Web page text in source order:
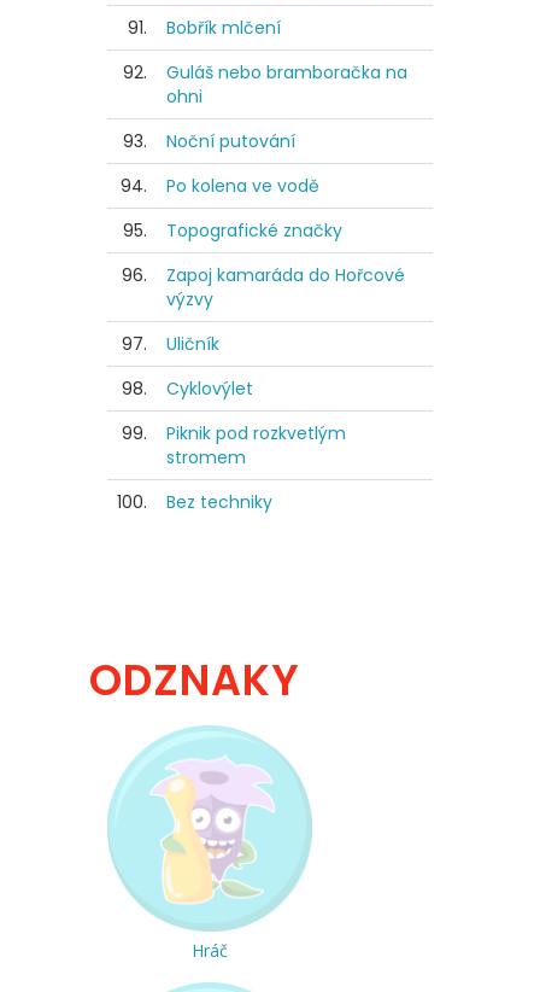
91.
Bobřík mlčení
92.
Guláš nebo bramboračka na
ohni
93.
Noční putování
94.
Po kolena ve vodě
95.
Topografické značky
96.
Zapoj kamaráda do Hořcové
výzvy
97.
Uličník
98.
Cyklovýlet
99.
Piknik pod rozkvetlým
stromem
100.
Bez techniky
ODZNAKY
Hráč